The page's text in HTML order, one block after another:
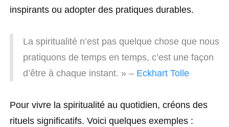
inspirants ou adopter des pratiques durables.
La spiritualité n’est pas quelque chose que nous
pratiquons de temps en temps, c’est une façon
d’être à chaque instant. » – Eckhart Tolle
Pour vivre la spiritualité au quotidien, créons des
rituels significatifs. Voici quelques exemples :